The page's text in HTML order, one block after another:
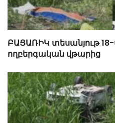
ԲԱՑԱՌԻԿ տեսանյութ
ողբերգական վթարից